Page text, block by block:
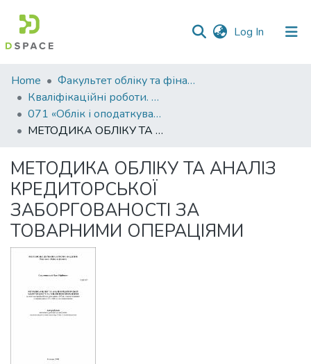
Log In (current)
Communities
&
Collections
All of DSpace
Statistics
Home
Факультет обліку та фінансів
Кваліфікаційні роботи. Факультет обліку та фінансів
071 «Облік і оподаткування»
МЕТОДИКА ОБЛІКУ ТА АНАЛІЗ КРЕДИТОРСЬКОЇ ЗАБОРГОВАНОСТІ ЗА ТОВАРНИМИ ОПЕРАЦІЯМИ
МЕТОДИКА ОБЛІКУ ТА АНАЛІЗ
КРЕДИТОРСЬКОЇ
ЗАБОРГОВАНОСТІ ЗА
ТОВАРНИМИ ОПЕРАЦІЯМИ